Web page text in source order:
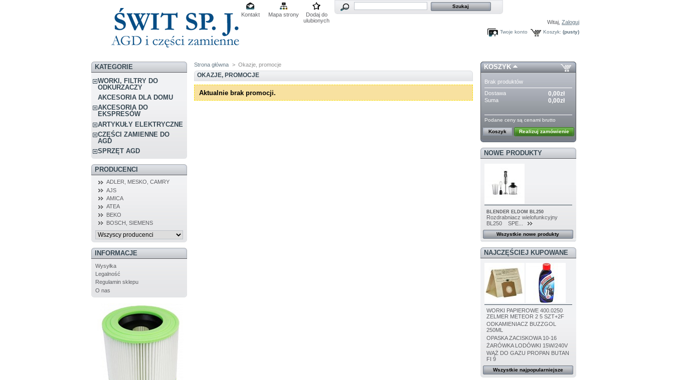
Kontakt Mapa strony
Dodaj do
ulubionych
Witaj,Zaloguj
Koszyk: (pusty)
Twoje konto
KATEGORIE
WORKI, FILTRY DO
ODKURZACZY
AKCESORIA DLA DOMU
AKCESORIA DO
EKSPRESÓW
ARTYKUŁY ELEKTRYCZNE
CZĘŚCI ZAMIENNE DO
AGD
SPRZĘT AGD
PRODUCENCI
ADLER, MESKO, CAMRY
AJS
AMICA
ATEA
BEKO
BOSCH, SIEMENS
INFORMACJE
Wysyłka
Legalność
Regulamin sklepu
O nas
Strona główna > Okazje, promocje
OKAZJE, PROMOCJE
Aktualnie brak promocji.
KOSZYK
Brak produktów
Dostawa
0,00zł
Suma 0,00zł
Podane ceny są cenami brutto
Koszyk Realizuj zamówienie
NOWE PRODUKTY
BLENDER ELDOM BL250
Rozdrabniacz wielofunkcyjny
BL250 SPE...
Wszystkie nowe produkty
NAJCZĘŚCIEJ KUPOWANE
WORKI PAPIEROWE 400.0250
ZELMER METEOR 2 5 SZT+2F
ODKAMIENIACZ BUZZGOL
250ML
OPASKA ZACISKOWA 10-16
ŻARÓWKA LODÓWKI 15W/240V
WĄŻ DO GAZU PROPAN BUTAN
FI 9
Wszystkie najpopularniejsze